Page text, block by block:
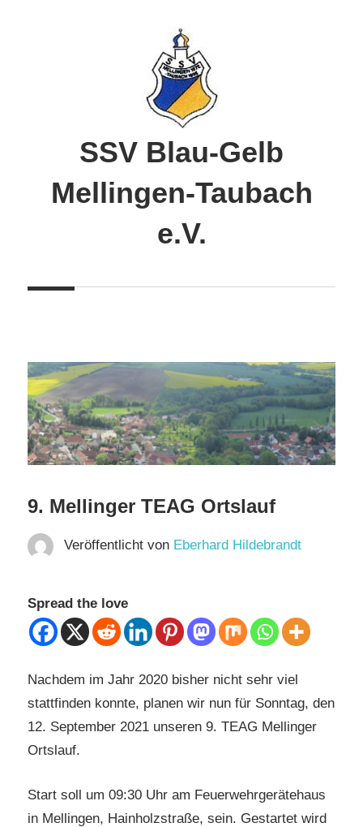
SSV Blau-Gelb
Mellingen-Taubach
e.V.
9. Mellinger TEAG Ortslauf
Veröffentlicht von Eberhard Hildebrandt
Spread the love
Nachdem im Jahr 2020 bisher nicht sehr viel
stattfinden konnte, planen wir nun für Sonntag, den
12. September 2021 unseren 9. TEAG Mellinger
Ortslauf.
Start soll um 09:30 Uhr am Feuerwehrgerätehaus
in Mellingen, Hainholzstraße, sein. Gestartet wird